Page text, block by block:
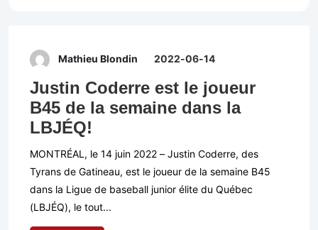
Mathieu Blondin 2022-06-14
Justin Coderre est le joueur
B45 de la semaine dans la
LBJÉQ!
MONTRÉAL, le 14 juin 2022 – Justin Coderre, des
Tyrans de Gatineau, est le joueur de la semaine B45
dans la Ligue de baseball junior élite du Québec
(LBJÉQ), le tout...